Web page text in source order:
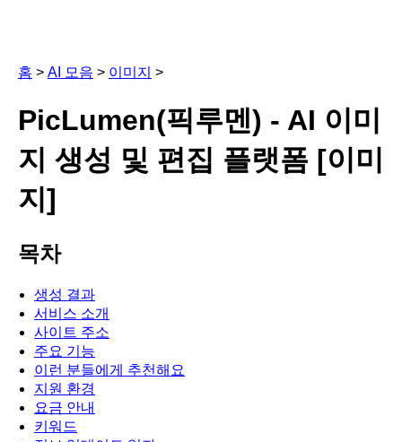
홈 > AI 모음 > 이미지 >
PicLumen(픽루멘) - AI 이미
지 생성 및 편집 플랫폼 [이미
지]
목차
생성 결과
서비스 소개
사이트 주소
주요 기능
이런 분들에게 추천해요
지원 환경
요금 안내
키워드